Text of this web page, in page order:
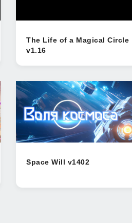
The Life of a Magical Circle
v1.16
Space Will v1402